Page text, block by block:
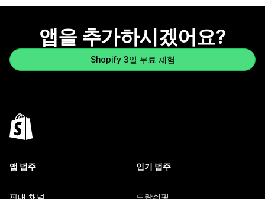
앱을 추가하시겠어요?
Shopify 3일 무료 체험
앱 범주 인기 범주